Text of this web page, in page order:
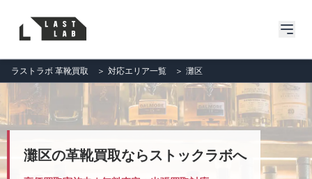
ラストラボ 革靴買取 ＞ 対応エリア一覧 ＞ 灘区
灘区の革靴買取ならストックラボへ